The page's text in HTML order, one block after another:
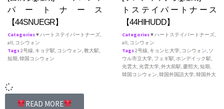
パートナース
【44SNUEGR】
Categories♥ ハートステイパートナーズ,
all, コシウォン
Tags2号線, キョデ駅, コシウォン,教大駅,
短期,韓国コシウォン
トステイパートナース
【44HIHUDD】
Categories♥ ハートステイパートナーズ,
all, コシウォン
Tags2号線, キョンヒ大学, コシウォン, ソ
ウル市立大学, フェギ駅,ホンデイック駅,
光雲大,光雲大学,外大前駅, 慶熙大,短期,
韓国コシウォン,韓国外国語大学,韓国外大
READ MORE